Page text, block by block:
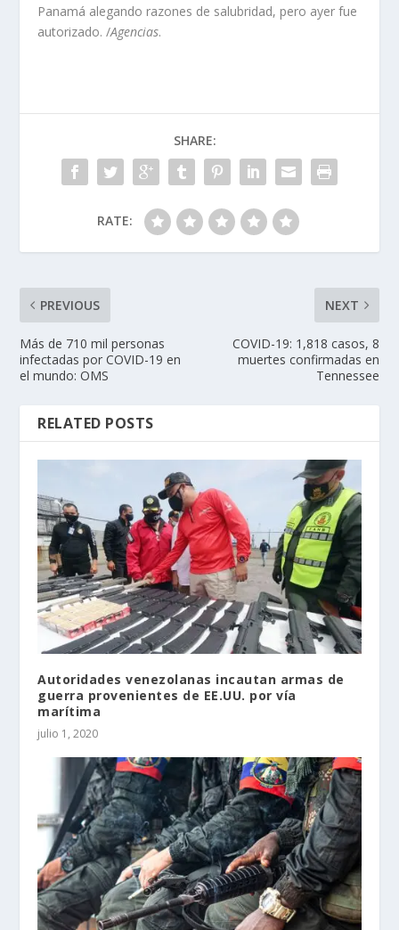
Panamá alegando razones de salubridad, pero ayer fue
autorizado. /Agencias.
SHARE:
RATE:
PREVIOUS
Más de 710 mil personas
infectadas por COVID-19 en
el mundo: OMS
NEXT
COVID-19: 1,818 casos, 8
muertes confirmadas en
Tennessee
RELATED POSTS
Autoridades venezolanas incautan armas de
guerra provenientes de EE.UU. por vía
marítima
julio 1, 2020